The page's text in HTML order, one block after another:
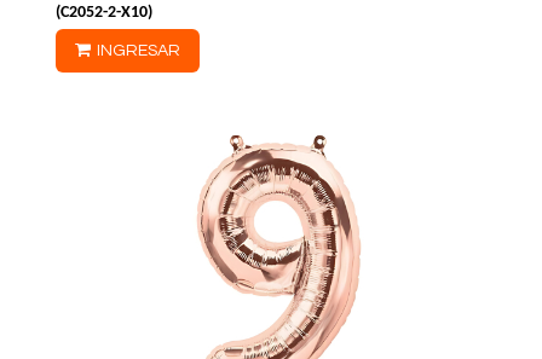
(C2052-2-X10)
INGRESAR